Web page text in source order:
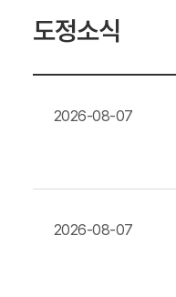
도정소식
2026-08-07
2026-08-07